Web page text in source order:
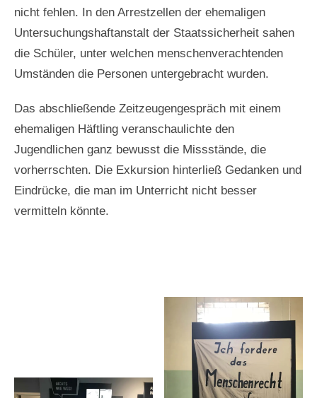
nicht fehlen. In den Arrestzellen der ehemaligen
Untersuchungshaftanstalt der Staatssicherheit sahen
die Schüler, unter welchen menschenverachtenden
Umständen die Personen untergebracht wurden.
Das abschließende Zeitzeugengespräch mit einem
ehemaligen Häftling veranschaulichte den
Jugendlichen ganz bewusst die Missstände, die
vorherrschten. Die Exkursion hinterließ Gedanken und
Eindrücke, die man im Unterricht nicht besser
vermitteln könnte.